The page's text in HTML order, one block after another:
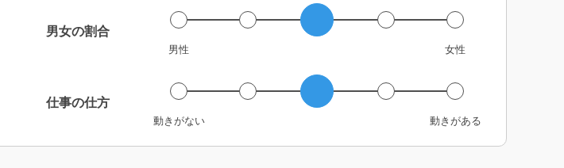
男女の割合
男性 女性
仕事の仕方
動きがない 動きがある